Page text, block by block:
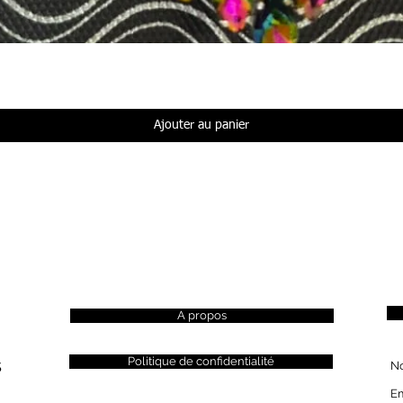
Ajouter au panier
A propos
Politique de confidentialité